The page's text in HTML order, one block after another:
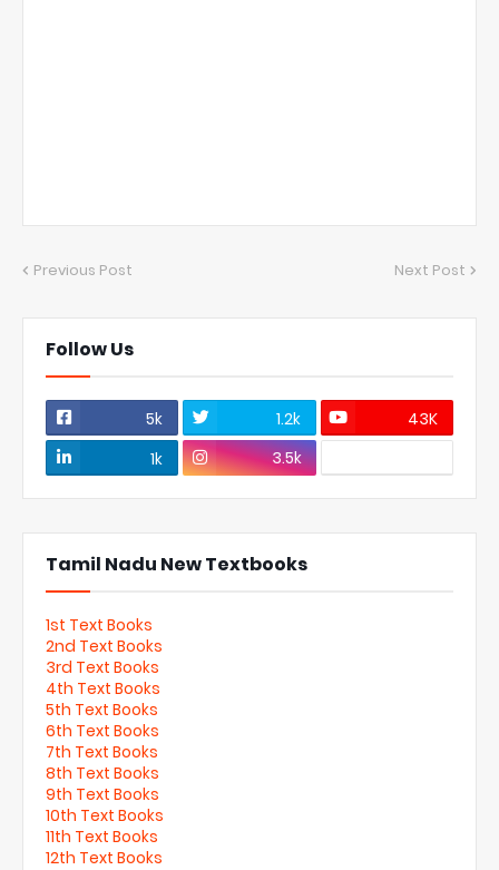
Previous Post Next Post
Follow Us
5k 1.2k
43K
1k
3.5k
Tamil Nadu New Textbooks
1st Text Books
2nd Text Books
3rd Text Books
4th Text Books
5th Text Books
6th Text Books
7th Text Books
8th Text Books
9th Text Books
10th Text Books
11th Text Books
12th Text Books